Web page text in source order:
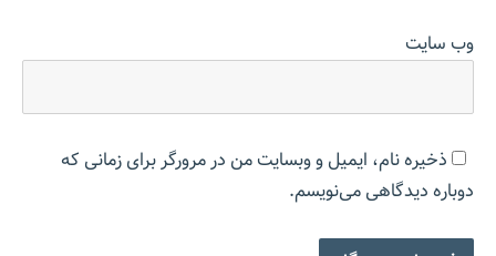
وب‌ سایت
ذخیره نام، ایمیل و وبسایت من در مرورگر برای زمانی که
دوباره دیدگاهی می‌نویسم.